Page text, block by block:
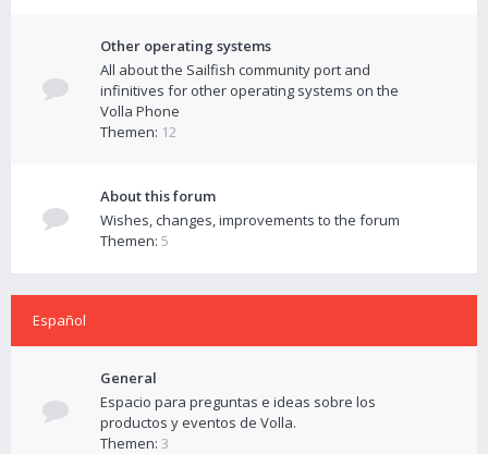
Other operating systems
All about the Sailfish community port and
infinitives for other operating systems on the
Volla Phone
Themen: 12
About this forum
Wishes, changes, improvements to the forum
Themen: 5
Español
General
Espacio para preguntas e ideas sobre los
productos y eventos de Volla.
Themen: 3